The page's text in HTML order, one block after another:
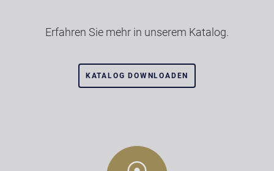
Erfahren Sie mehr in unserem Katalog.
KATALOG DOWNLOADEN